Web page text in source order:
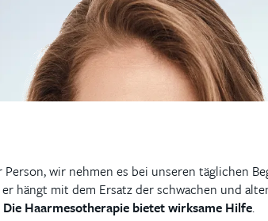
wir nehmen es bei unseren täglichen
hängt mit dem Ersatz der schwachen und
Die Haarmesotherapie bietet wirksame Hilfe.